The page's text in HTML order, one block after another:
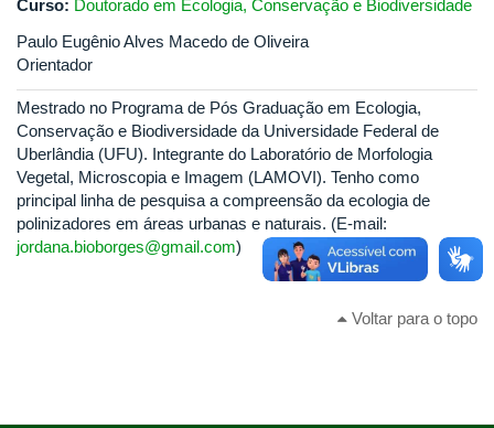
Curso: Doutorado em Ecologia, Conservação e Biodiversidade
Paulo Eugênio Alves Macedo de Oliveira
Orientador
Mestrado no Programa de Pós Graduação em Ecologia,
Conservação e Biodiversidade da Universidade Federal de
Uberlândia (UFU). Integrante do Laboratório de Morfologia
Vegetal, Microscopia e Imagem (LAMOVI). Tenho como
principal linha de pesquisa a compreensão da ecologia de
polinizadores em áreas urbanas e naturais. (E-mail:
jordana.bioborges@gmail.com)
Voltar para o topo